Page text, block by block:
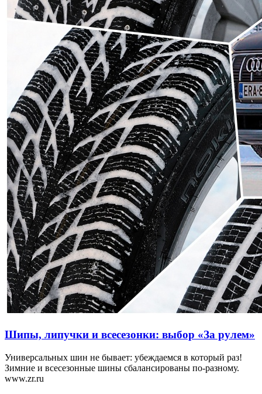
Шипы, липучки и всесезонки: выбор «За рулем»
Универсальных шин не бывает: убеждаемся в который раз!
Зимние и всесезонные шины сбалансированы по-разному.
www.zr.ru